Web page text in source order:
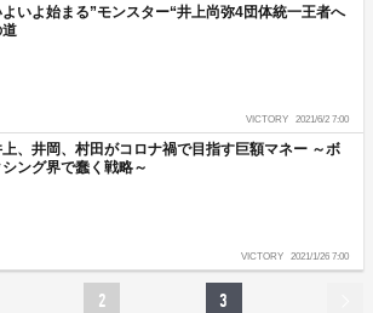
よいよ始まる”モンスター“井上尚弥4団体統一王者へ
VICTORY 2021/6/2 7:00
、井岡、村田がコロナ禍で目指す巨額マネー ～ボ
シング界で蠢く戦略～
VICTORY 2021/1/26 7:00
2 3